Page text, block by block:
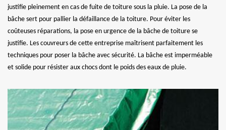
justifie pleinement en cas de fuite de toiture sous la pluie. La pose de la
bâche sert pour pallier la défaillance de la toiture. Pour éviter les
coûteuses réparations, la pose en urgence de la bâche de toiture se
justifie. Les couvreurs de cette entreprise maîtrisent parfaitement les
techniques pour poser la bâche avec sécurité. La bâche est imperméable
et solide pour résister aux chocs dont le poids des eaux de pluie.